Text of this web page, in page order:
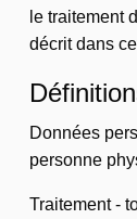
le traitement
décrit dans
Données
personne
Traitement -